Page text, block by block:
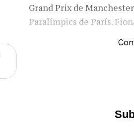
Grand Prix de
Paralímpics de París.